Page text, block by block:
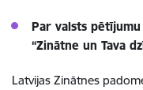
Par valsts
“Zinātne un Tava
Latvijas Zinātnes